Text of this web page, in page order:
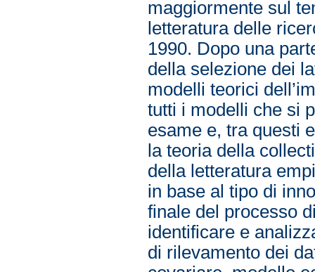
maggiormente sul
letteratura delle
1990. Dopo una
della selezione dei
modelli teorici
tutti i modelli che si
esame e, tra questi
la teoria della
della letteratura
in base al tipo di
finale del processo
identificare e
di rilevamento dei